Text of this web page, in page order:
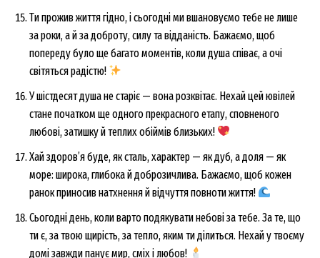
Ти прожив життя гідно, і сьогодні ми вшановуємо тебе не лише
за роки, а й за доброту, силу та відданість. Бажаємо, щоб
попереду було ще багато моментів, коли душа співає, а очі
світяться радістю!
У шістдесят душа не старіє — вона розквітає. Нехай цей ювілей
стане початком ще одного прекрасного етапу, сповненого
любові, затишку й теплих обіймів близьких!
Хай здоров’я буде, як сталь, характер — як дуб, а доля — як
море: широка, глибока й доброзичлива. Бажаємо, щоб кожен
ранок приносив натхнення й відчуття повноти життя!
Сьогодні день, коли варто подякувати небові за тебе. За те, що
ти є, за твою щирість, за тепло, яким ти ділиться. Нехай у твоєму
домі завжди панує мир, сміх і любов!